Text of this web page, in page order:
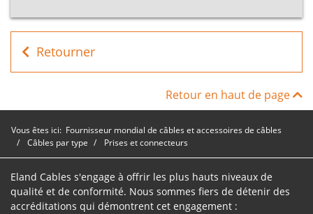
Prise
Scame
IP44
44IPYT/16A
Scame
44IPBL/16A
Insulation
Perforation
2P+E 16
Prise
IP44
SP-
44IPBK/16A
Insulation
Perforation
Retourner
Retour en haut de page
Vous êtes ici: Fournisseur mondial de câbles et accessoires de câbles
Câbles par type
Prises et connecteurs
Eland Cables s'engage à offrir les plus hauts niveaux de
qualité et de conformité. Nous sommes fiers de détenir des
accréditations qui démontrent cet engagement :